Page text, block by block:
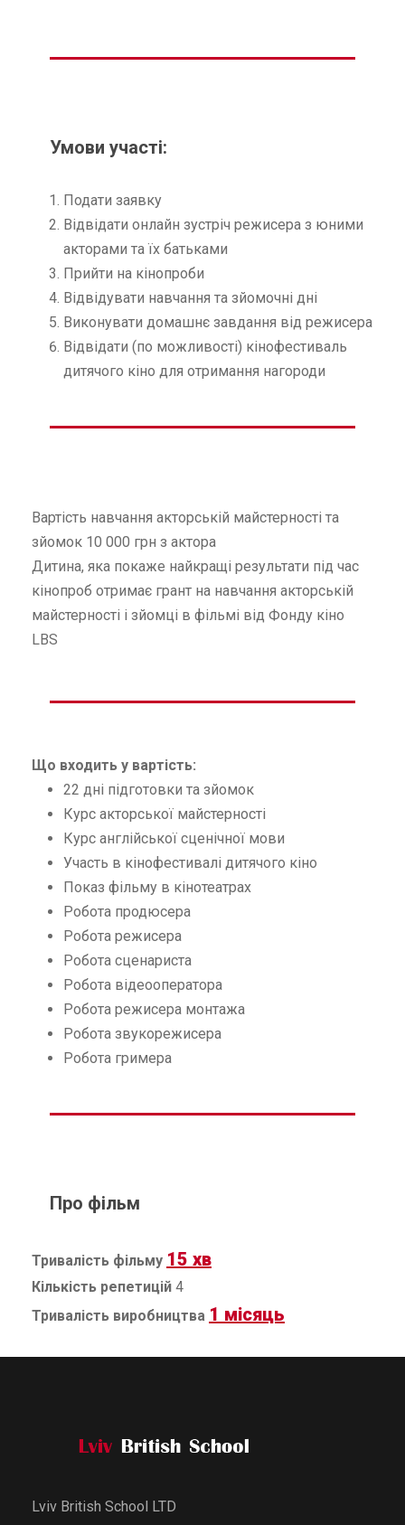
Умови участі:
Подати заявку
Відвідати онлайн зустріч режисера з юними
акторами та їх батьками
Прийти на кінопроби
Відвідувати навчання та зйомочні дні
Виконувати домашнє завдання від режисера
Відвідати (по можливості) кінофестиваль
дитячого кіно для отримання нагороди
Вартість навчання акторській майстерності та
зйомок 10 000 грн з актора
Дитина, яка покаже найкращі результати під час
кінопроб отримає грант на навчання акторській
майстерності і зйомці в фільмі від Фонду кіно
LBS
Що входить у вартість:
22 дні підготовки та зйомок
Курс акторської майстерності
Курс англійської сценічної мови
Участь в кінофестивалі дитячого кіно
Показ фільму в кінотеатрах
Робота продюсера
Робота режисера
Робота сценариста
Робота відеооператора
Робота режисера монтажа
Робота звукорежисера
Робота гримера
Про фільм
Тривалість фільму 15 хв
Кількість репетицій 4
Тривалість виробництва 1 місяць
Lviv British School LTD